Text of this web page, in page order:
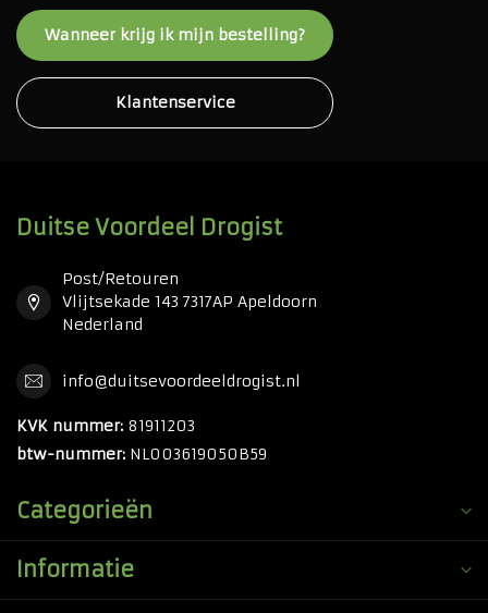
Wanneer krijg ik mijn bestelling?
Klantenservice
Duitse Voordeel Drogist
Post/Retouren
Vlijtsekade 143 7317AP Apeldoorn
Nederland
info@duitsevoordeeldrogist.nl
KVK nummer: 81911203
btw-nummer: NL003619050B59
Categorieën
Informatie